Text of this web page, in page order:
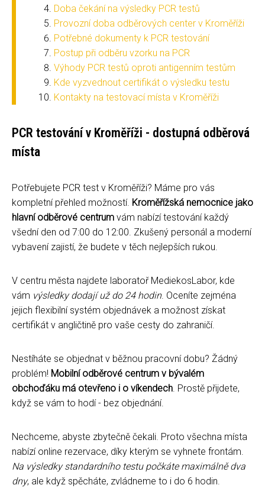
Doba čekání na výsledky PCR testů
Provozní doba odběrových center v Kroměříži
Potřebné dokumenty k PCR testování
Postup při odběru vzorku na PCR
Výhody PCR testů oproti antigenním testům
Kde vyzvednout certifikát o výsledku testu
Kontakty na testovací místa v Kroměříži
PCR testování v Kroměříži - dostupná odběrová
místa
Potřebujete PCR test v Kroměříži? Máme pro vás
kompletní přehled možností. Kroměřížská nemocnice jako
hlavní odběrové centrum vám nabízí testování každý
všední den od 7:00 do 12:00. Zkušený personál a moderní
vybavení zajistí, že budete v těch nejlepších rukou.
V centru města najdete laboratoř MediekosLabor, kde
vám výsledky dodají už do 24 hodin. Oceníte zejména
jejich flexibilní systém objednávek a možnost získat
certifikát v angličtině pro vaše cesty do zahraničí.
Nestíháte se objednat v běžnou pracovní dobu? Žádný
problém! Mobilní odběrové centrum v bývalém
obchoďáku má otevřeno i o víkendech . Prostě přijdete,
když se vám to hodí - bez objednání.
Nechceme, abyste zbytečně čekali. Proto všechna místa
nabízí online rezervace, díky kterým se vyhnete frontám.
Na výsledky standardního testu počkáte maximálně dva
dny, ale když spěcháte, zvládneme to i do 6 hodin.